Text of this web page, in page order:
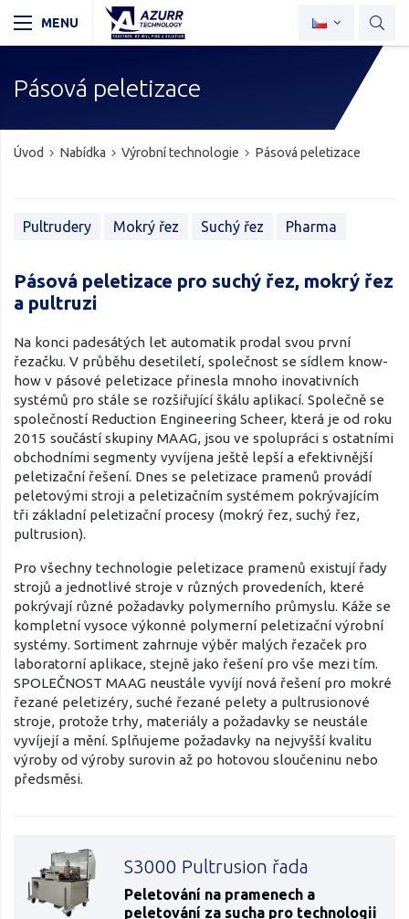
Pásová peletizace
Úvod Nabídka Výrobní technologie Pásová peletizace
Pultrudery Mokrý řez Suchý řez Pharma
Pásová peletizace pro suchý řez, mokrý řez
a pultruzi
Na konci padesátých let automatik prodal svou první
řezačku. V průběhu desetiletí, společnost se sídlem know-
how v pásové peletizace přinesla mnoho inovativních
systémů pro stále se rozšiřující škálu aplikací. Společně se
společností Reduction Engineering Scheer, která je od roku
2015 součástí skupiny MAAG, jsou ve spolupráci s ostatními
obchodními segmenty vyvíjena ještě lepší a efektivnější
peletizační řešení. Dnes se peletizace pramenů provádí
peletovými stroji a peletizačním systémem pokrývajícím
tři základní peletizační procesy (mokrý řez, suchý řez,
pultrusion).
Pro všechny technologie peletizace pramenů existují řady
strojů a jednotlivé stroje v různých provedeních, které
pokrývají různé požadavky polymerního průmyslu. Káže se
kompletní vysoce výkonné polymerní peletizační výrobní
systémy. Sortiment zahrnuje výběr malých řezaček pro
laboratorní aplikace, stejně jako řešení pro vše mezi tím.
SPOLEČNOST MAAG neustále vyvíjí nová řešení pro mokré
řezané peletizéry, suché řezané pelety a pultrusionové
stroje, protože trhy, materiály a požadavky se neustále
vyvíjejí a mění. Splňujeme požadavky na nejvyšší kvalitu
výroby od výroby surovin až po hotovou sloučeninu nebo
předsměsi.
S3000 Pultrusion řada
Peletování na pramenech a
peletování za sucha pro technologii